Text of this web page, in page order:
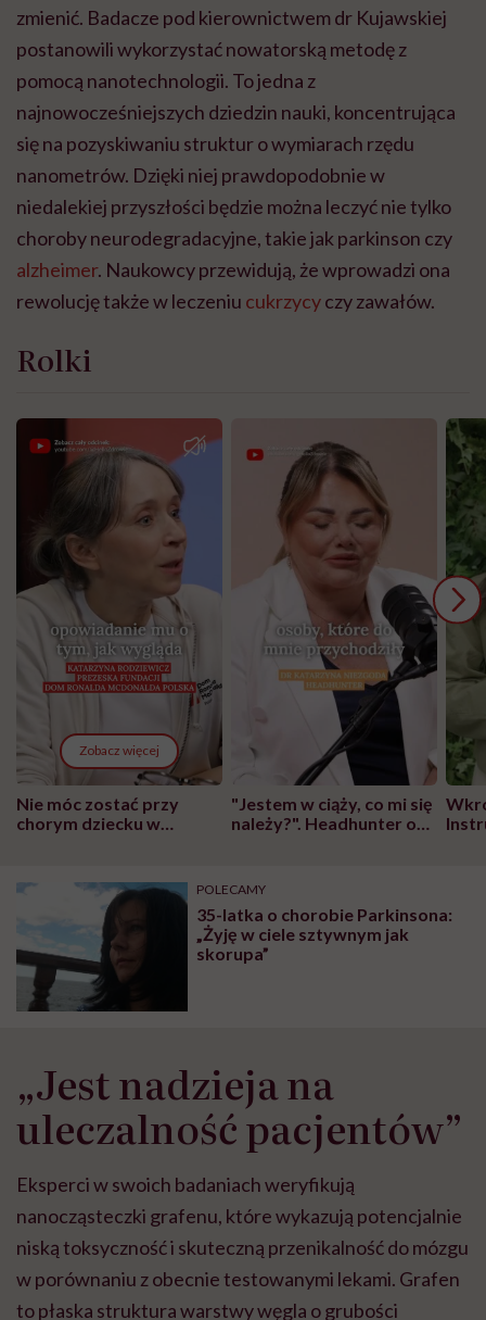
zmienić. Badacze pod kierownictwem dr Kujawskiej
postanowili wykorzystać nowatorską metodę z
pomocą nanotechnologii. To jedna z
najnowocześniejszych dziedzin nauki, koncentrująca
się na pozyskiwaniu struktur o wymiarach rzędu
nanometrów. Dzięki niej prawdopodobnie w
niedalekiej przyszłości będzie można leczyć nie tylko
choroby neurodegradacyjne, takie jak parkinson czy
alzheimer. Naukowcy przewidują, że wprowadzi ona
rewolucję także w leczeniu cukrzycyczy zawałów.
Rolki
Zobacz więcej
Nie móc zostać przy
chorym dziecku w
może chyba tylko
głupota i brak
wyobraźni"
"Jestem w ciąży, co mi się
należy?". Headhunter o
pracy
POLECAMY
35-latka o chorobie Parkinsona:
„Żyję w ciele sztywnym jak
skorupa”
„Jest nadzieja na
uleczalność pacjentów”
Eksperci w swoich badaniach weryfikują
nanocząsteczki grafenu, które wykazują potencjalnie
niską toksyczność i skuteczną przenikalność do mózgu
w porównaniu z obecnie testowanymi lekami. Grafen
to płaska struktura warstwy węgla o grubości